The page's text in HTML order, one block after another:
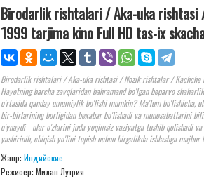
Birodarlik rishtalari / Aka-uka rishtasi
1999 tarjima kino Full HD tas-ix
Birodarlik rishtalari / Aka-uka rishtasi / Nozik rishtalar / Kachche
Hayotning barcha zavqlaridan bahramand bo'lgan beparvo
o'rtasida qanday umumiylik bo'lishi mumkin? Ma'lum bo'lishicha,
bir-birlarining borligidan bexabar bo'lishadi va munosabatlarini
o'ynaydi - ular o'zlarini juda yoqimsiz vaziyatga tushib qolishadi
yashirinib, chiqish yo'lini topish uchun birgalikda ishlashga majbur
Жанр: Индийские
Режисер: Милан Лутрия